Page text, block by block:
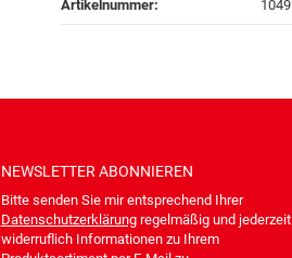
Artikelnummer: 1049
NEWSLETTER ABONNIEREN
Bitte senden Sie mir entsprechend Ihrer
Datenschutzerklärungregelmäßig und jederzeit
widerruflich Informationen zu Ihrem